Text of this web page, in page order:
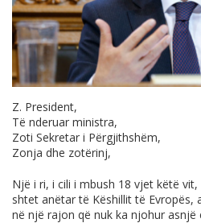
Z. President,
Të nderuar ministra,
Zoti Sekretar i Përgjithshëm,
Zonja dhe zotërinj,
Një i ri, i cili i mbush 18 vjet këtë
shtet anëtar të Këshillit të
në një rajon që nuk ka njohur asnjë